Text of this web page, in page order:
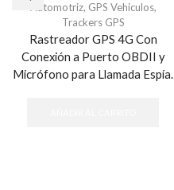
Automotriz, GPS Vehiculos,
Trackers GPS
Rastreador GPS 4G Con
Conexión a Puerto OBDII y
Micrófono para Llamada Espía.